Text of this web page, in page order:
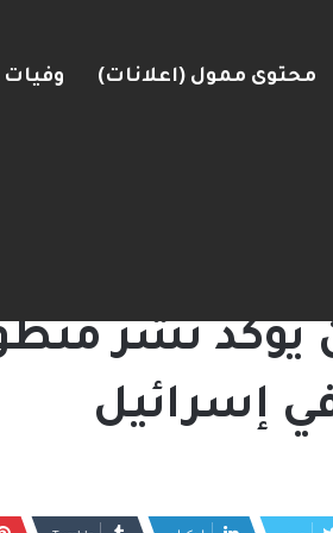
محتوى ممول (اعلانات) وفيات
إحداهما خطيرة
يؤكد نشر
إسرائيل